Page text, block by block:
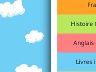
Histoire
Anglais
Livres